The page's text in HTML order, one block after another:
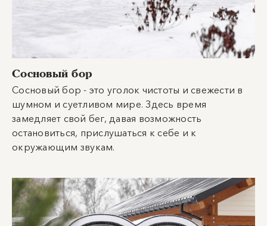
Сосновый бор
Сосновый бор - это уголок чистоты и свежести в
шумном и суетливом мире. Здесь время
замедляет свой бег, давая возможность
остановиться, прислушаться к себе и к
окружающим звукам.